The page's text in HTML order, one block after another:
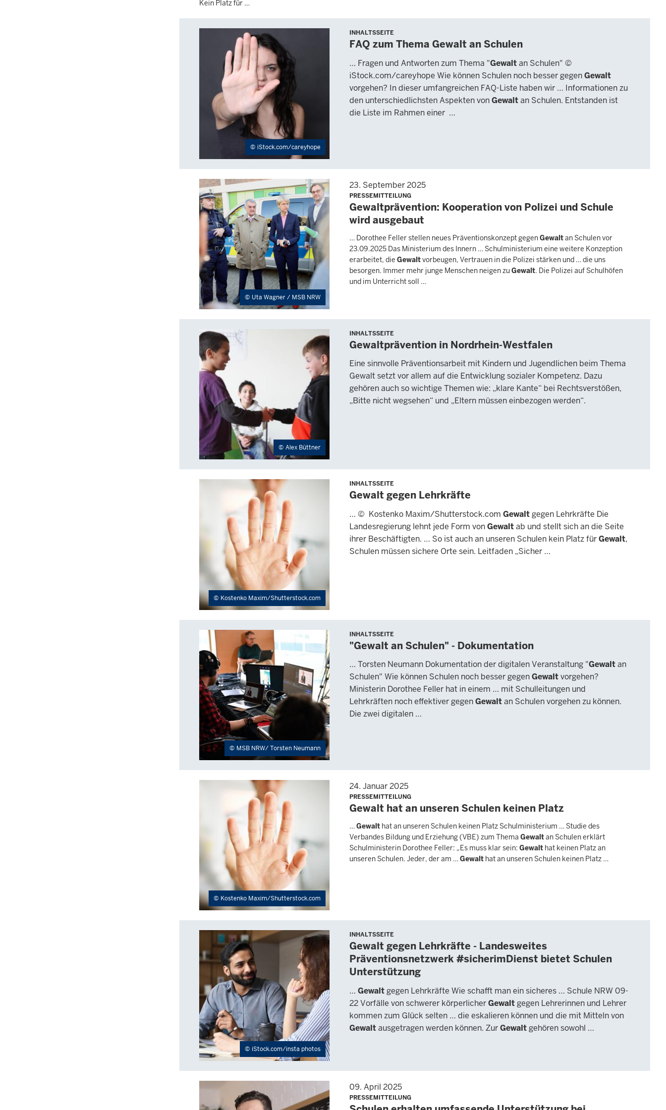
Kein Platz für …
iStock.com/careyhope
INHALTSSEITE
FAQ zum Thema Gewalt an Schulen
… Fragen und Antworten zum Thema "Gewaltan Schulen" ©
iStock.com/careyhope Wie können Schulen noch besser gegenGewalt
vorgehen? In dieser umfangreichen FAQ-Liste haben wir … Informationen zu
den unterschiedlichsten Aspekten vonGewaltan Schulen. Entstanden ist
die Liste im Rahmen einer …
Uta Wagner / MSB NRW
23. September 2025
PRESSEMITTEILUNG
Gewaltprävention: Kooperation von Polizei und Schule
wird ausgebaut
… Dorothee Feller stellen neues Präventionskonzept gegenGewaltan Schulen vor
23.09.2025 Das Ministerium des Innern … Schulministerium eine weitere Konzeption
erarbeitet, dieGewaltvorbeugen, Vertrauen in die Polizei stärken und … die uns
besorgen. Immer mehr junge Menschen neigen zuGewalt. Die Polizei auf Schulhöfen
und im Unterricht soll …
Alex Büttner
INHALTSSEITE
Gewaltprävention in Nordrhein-Westfalen
Eine sinnvolle Präventionsarbeit mit Kindern und Jugendlichen beim Thema
Gewalt setzt vor allem auf die Entwicklung sozialer Kompetenz. Dazu
gehören auch so wichtige Themen wie: „klare Kante“ bei Rechtsverstößen,
„Bitte nicht wegsehen“ und „Eltern müssen einbezogen werden“.
Kostenko Maxim/Shutterstock.com
INHALTSSEITE
Gewalt gegen Lehrkräfte
… © Kostenko Maxim/Shutterstock.comGewaltgegen Lehrkräfte Die
Landesregierung lehnt jede Form vonGewaltab und stellt sich an die Seite
ihrer Beschäftigten. … So ist auch an unseren Schulen kein Platz fürGewalt,
Schulen müssen sichere Orte sein. Leitfaden „Sicher …
MSB NRW/ Torsten Neumann
INHALTSSEITE
"Gewalt an Schulen" - Dokumentation
… Torsten Neumann Dokumentation der digitalen Veranstaltung "Gewaltan
Schulen" Wie können Schulen noch besser gegenGewaltvorgehen?
Ministerin Dorothee Feller hat in einem … mit Schulleitungen und
Lehrkräften noch effektiver gegenGewaltan Schulen vorgehen zu können.
Die zwei digitalen …
Kostenko Maxim/Shutterstock.com
24. Januar 2025
PRESSEMITTEILUNG
Gewalt hat an unseren Schulen keinen Platz
…Gewalt hat an unseren Schulen keinen Platz Schulministerium … Studie des
Verbandes Bildung und Erziehung (VBE) zum ThemaGewaltan Schulen erklärt
Schulministerin Dorothee Feller: „Es muss klar sein:Gewalt hat keinen Platz an
unseren Schulen. Jeder, der am …Gewalt hat an unseren Schulen keinen Platz …
iStock.com/insta photos
INHALTSSEITE
Gewalt gegen Lehrkräfte - Landesweites
Präventionsnetzwerk #sicherimDienst bietet Schulen
Unterstützung
…Gewaltgegen Lehrkräfte Wie schafft man ein sicheres … Schule NRW 09-
22 Vorfälle von schwerer körperlicherGewaltgegen Lehrerinnen und Lehrer
kommen zum Glück selten … die eskalieren können und die mit Mitteln von
Gewaltausgetragen werden können. ZurGewaltgehören sowohl …
09. April 2025
PRESSEMITTEILUNG